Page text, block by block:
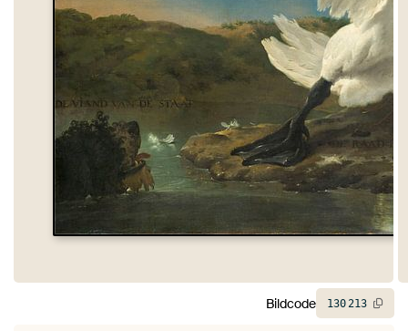
Bildcode 130213